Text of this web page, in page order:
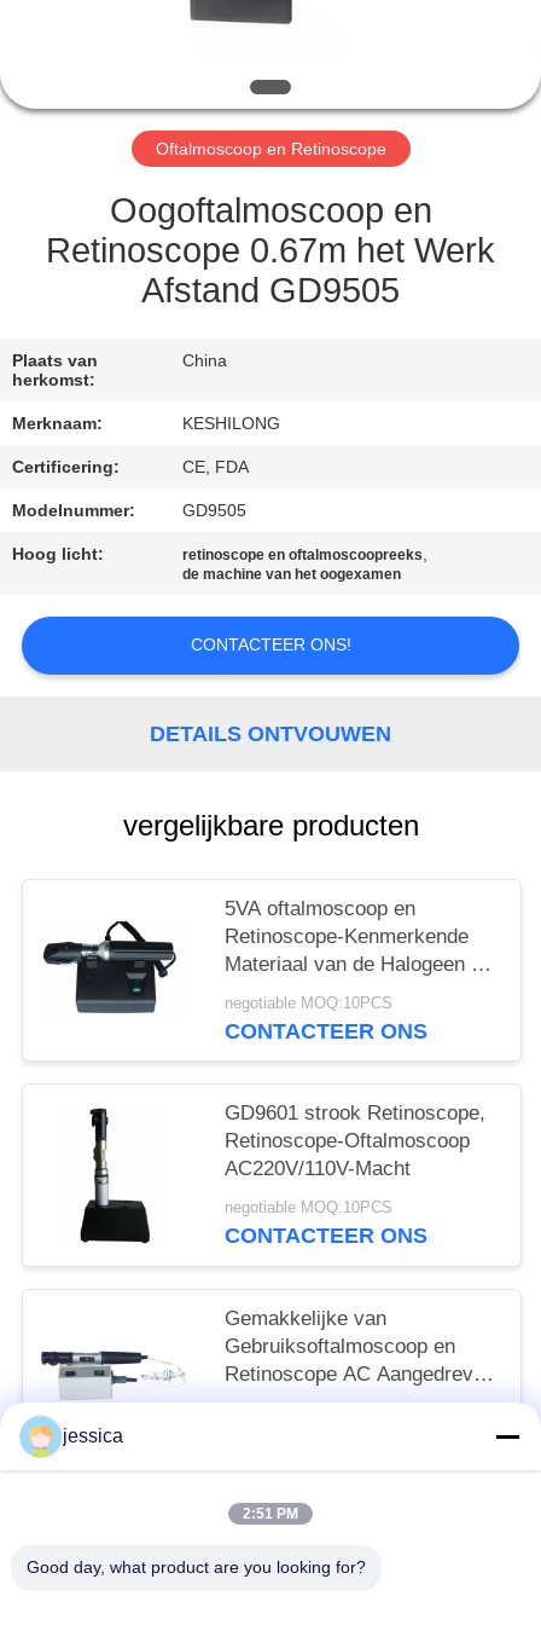
CONTACTEER
ONS
VERZOEK
OM EEN
SITEMAP
PRIVACY
POLICY
Oftalmoscoop en Retinoscope
Oogoftalmoscoop en
Retinoscope 0.67m het Werk
Afstand GD9505
Plaats van
herkomst:
China
Merknaam: KESHILONG
Certificering: CE, FDA
Modelnummer: GD9505
Hoog licht: retinoscope en oftalmoscoopreeks,
de machine van het oogexamen
CONTACTEER ONS!
DETAILS ONTVOUWEN
vergelijkbare producten
5VA oftalmoscoop en
Retinoscope-Kenmerkende
Materiaal van de Halogeen het
Navulbare Strook
negotiable MOQ:10PCS
CONTACTEER ONS
GD9601 strook Retinoscope,
Retinoscope-Oftalmoscoop
AC220V/110V-Macht
negotiable MOQ:10PCS
CONTACTEER ONS
Gemakkelijke van
Gebruiksoftalmoscoop en
Retinoscope AC Aangedreven
360° Strookomwenteling
jessica
2:51 PM
Good day, what product are you looking for?